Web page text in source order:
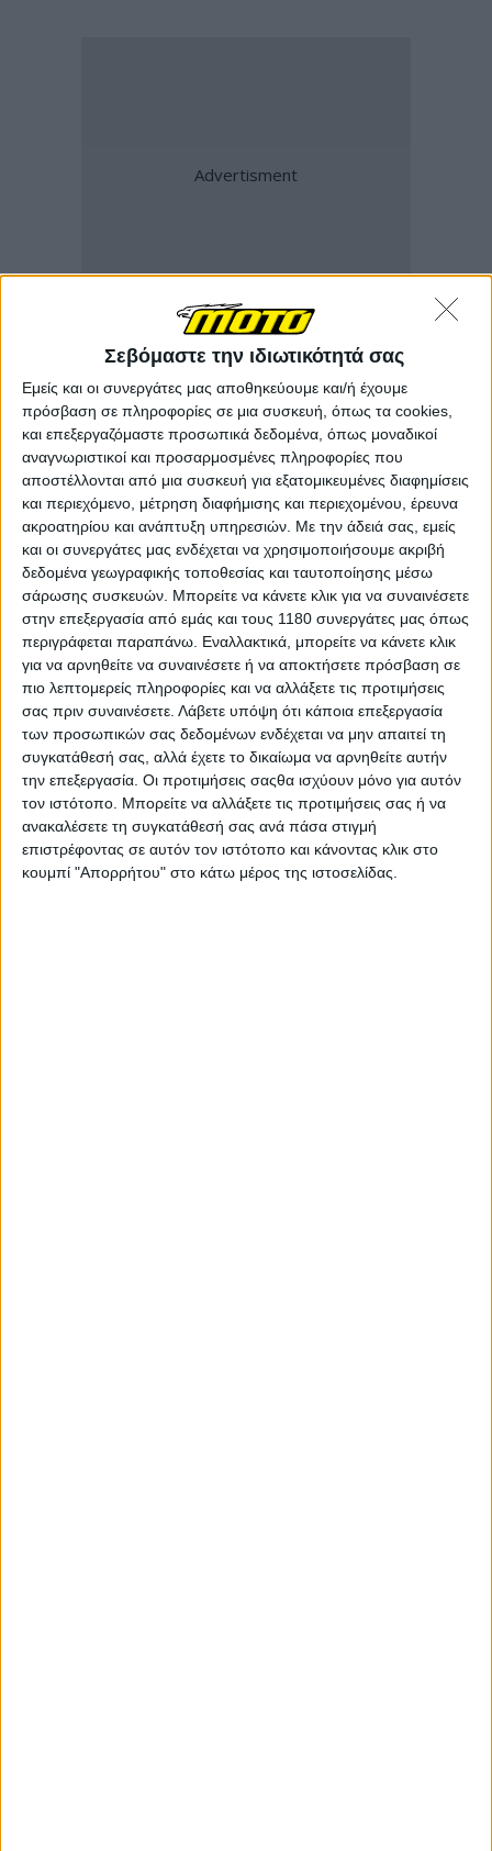
Σεβόμαστε την ιδιωτικότητά σας
Εμείς και οι συνεργάτες μας αποθηκεύουμε και/ή έχουμε
πρόσβαση σε πληροφορίες σε μια συσκευή, όπως τα cookies,
και επεξεργαζόμαστε προσωπικά δεδομένα, όπως μοναδικοί
αναγνωριστικοί και προσαρμοσμένες πληροφορίες που
αποστέλλονται από μια συσκευή για εξατομικευμένες διαφημίσεις
και περιεχόμενο, μέτρηση διαφήμισης και περιεχομένου, έρευνα
ακροατηρίου και ανάπτυξη υπηρεσιών. Με την άδειά σας, εμείς
και οι συνεργάτες μας ενδέχεται να χρησιμοποιήσουμε ακριβή
δεδομένα γεωγραφικής τοποθεσίας και ταυτοποίησης μέσω
σάρωσης συσκευών. Μπορείτε να κάνετε κλικ για να συναινέσετε
στην επεξεργασία από εμάς και τους 1180 συνεργάτες μας όπως
περιγράφεται παραπάνω. Εναλλακτικά, μπορείτε να κάνετε κλικ
για να αρνηθείτε να συναινέσετε ή να αποκτήσετε πρόσβαση σε
πιο λεπτομερείς πληροφορίες και να αλλάξετε τις προτιμήσεις
σας πριν συναινέσετε. Λάβετε υπόψη ότι κάποια επεξεργασία
των προσωπικών σας δεδομένων ενδέχεται να μην απαιτεί τη
συγκατάθεσή σας, αλλά έχετε το δικαίωμα να αρνηθείτε αυτήν
την επεξεργασία. Οι προτιμήσεις σαςθα ισχύουν μόνο για αυτόν
τον ιστότοπο. Μπορείτε να αλλάξετε τις προτιμήσεις σας ή να
ανακαλέσετε τη συγκατάθεσή σας ανά πάσα στιγμή
επιστρέφοντας σε αυτόν τον ιστότοπο και κάνοντας κλικ στο
κουμπί "Απορρήτου" στο κάτω μέρος της ιστοσελίδας.